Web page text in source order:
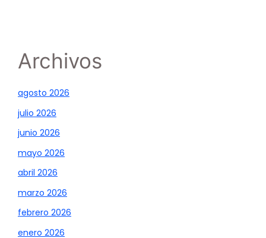
Archivos
agosto 2026
julio 2026
junio 2026
mayo 2026
abril 2026
marzo 2026
febrero 2026
enero 2026